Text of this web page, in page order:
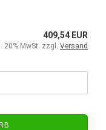
409,54 EUR
20% MwSt. zzgl. Versand